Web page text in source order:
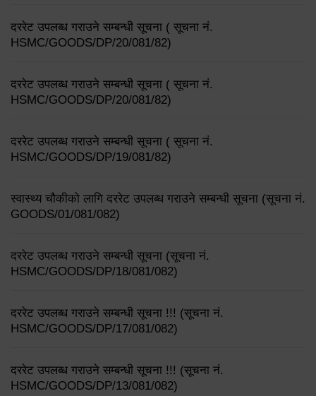
दररेट उपलब्ध गराउने सम्बन्धी सूचना ( सूचना नं.
HSMC/GOODS/DP/20/081/82)
दररेट उपलब्ध गराउने सम्बन्धी सूचना ( सूचना नं.
HSMC/GOODS/DP/20/081/82)
दररेट उपलब्ध गराउने सम्बन्धी सूचना ( सूचना नं.
HSMC/GOODS/DP/19/081/82)
स्वास्थ्य चौकीको लागि दररेट उपलब्ध गराउने सम्बन्धी सूचना (सूचना नं.
GOODS/01/081/082)
दररेट उपलब्ध गराउने सम्बन्धी सूचना (सूचना नं.
HSMC/GOODS/DP/18/081/082)
दररेट उपलब्ध गराउने सम्बन्धी सूचना !!! (सूचना नं.
HSMC/GOODS/DP/17/081/082)
दररेट उपलब्ध गराउने सम्बन्धी सूचना !!! (सूचना नं.
HSMC/GOODS/DP/13/081/082)